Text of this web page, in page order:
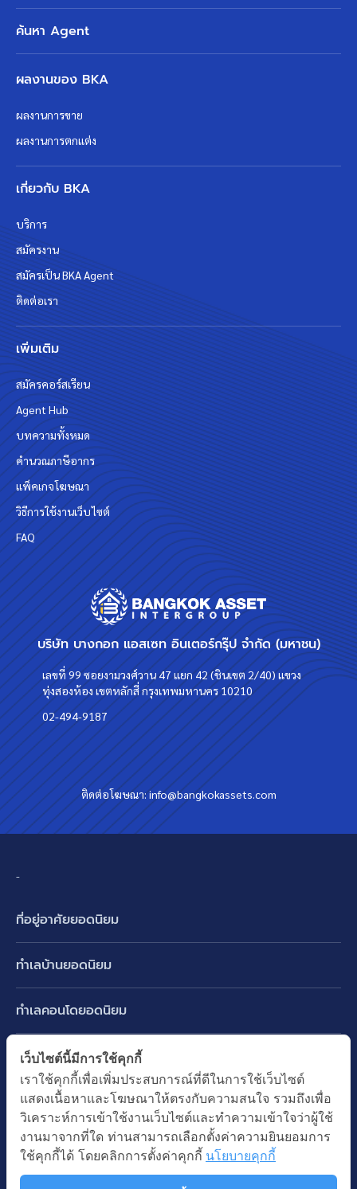
บริษัท บางกอก แอสเซท อินเตอร์กรุ๊ป จำกัด (มหาชน)
เลขที่ 99 ซอยงามวงศ์วาน 47 แยก 42 (ชินเขต 2/40) แขวง
ทุ่งสองห้อง เขตหลักสี่ กรุงเทพมหานคร 10210
02-494-9187
ติดต่อโฆษณา:info@bangkokassets.com
ค้นหา Agent
ผลงานของ BKA
ผลงานการขาย
ผลงานการตกแต่ง
เกี่ยวกับ BKA
บริการ
สมัครงาน
สมัครเป็น BKA Agent
ติดต่อเรา
เพิ่มเติม
สมัครคอร์สเรียน
Agent Hub
บทความทั้งหมด
คำนวณภาษีอากร
แพ็คเกจโฆษณา
วิธีการใช้งานเว็บไซต์
FAQ
-
ที่อยู่อาศัยยอดนิยม
ทาวน์เฮ้าส์ ทาวน์โฮม
คอนโดมิเนียม
อาคารพาณิชย์ ตึกแถว
ที่ดินเปล่า
อพาร์ทเม้นท์ หอพัก
ออฟฟิต สำนักงาน
โรงงาน โกดัง
ทำเลบ้านยอดนิยม
บางนา รามคำแหง 2
ปทุมธานี รังสิต ลำลูกกา
นนทบุรี บางใหญ่ บางบัวทอง
ทำเลคอนโดยอดนิยม
พระราม 9
อ่อนนุช ปุณณวิถี
รัชดาภิเษก ห้วยขวาง
ห้าแยกลาดพร้าว
ทำเล BTS ยอดนิยม
BTS ทองหล่อ
BTS เอกมัย
BTS พร้อมพงษ์
BTS อ่อนนุช
ทำเล MRT ยอดนิยม
MRT เพชรบุรี
MRT พระราม 9
คำค้นยอดนิยม
บ้านมือสอง
เว็บไซต์นี้มีการใช้คุกกี้
เราใช้คุกกี้เพื่อเพิ่มประสบการณ์ที่ดีในการใช้เว็บไซต์
แสดงเนื้อหาและโฆษณาให้ตรงกับความสนใจ รวมถึงเพื่อ
วิเคราะห์การเข้าใช้งานเว็บไซต์และทำความเข้าใจว่าผู้ใช้
งานมาจากที่ใด ท่านสามารถเลือกตั้งค่าความยินยอมการ
ใช้คุกกี้ได้ โดยคลิกการตั้งค่าคุกกี้ นโยบายคุกกี้